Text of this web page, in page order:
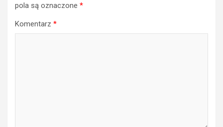
pola są oznaczone *
Komentarz *